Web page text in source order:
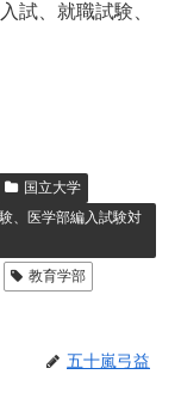
試、就職試験、
国立大学
、医学部編入試験対
教育学部
五十嵐弓益